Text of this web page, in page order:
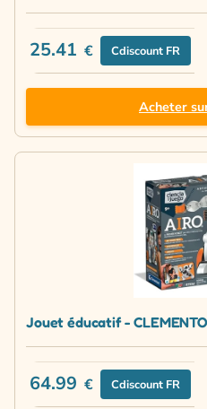
25.41 € Cdiscount FR
Acheter
Jouet éducatif -
64.99 € Cdiscount FR